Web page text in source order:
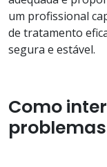
um profissional
de tratamento
segura e estável.
Como